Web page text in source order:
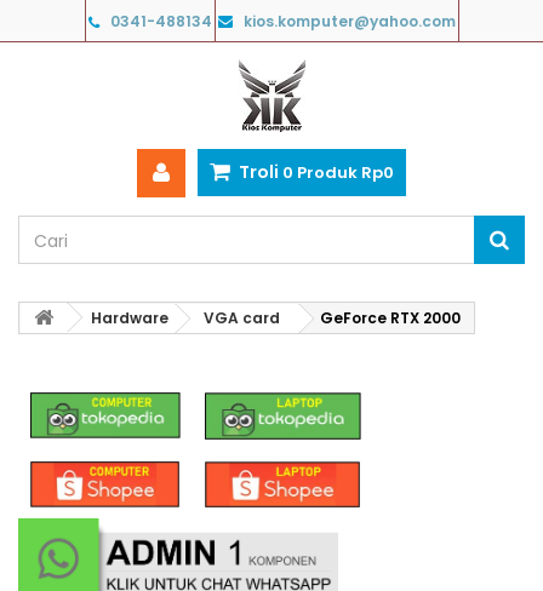
0341-488134 kios.komputer@yahoo.com
Troli 0 Produk Rp‎0
Hardware VGA card GeForce RTX 2000